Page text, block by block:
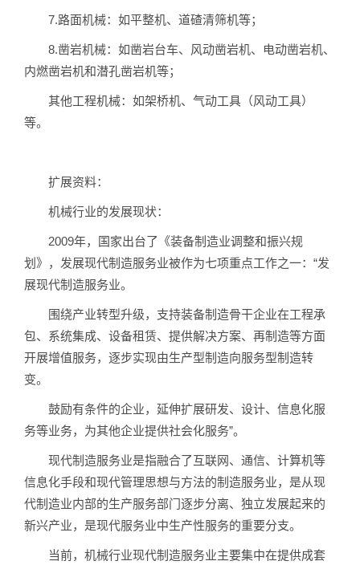
7.路面机械：如平整机、道碴清筛机等；
8.凿岩机械：如凿岩台车、风动凿岩机、电动凿岩机、
内燃凿岩机和潜孔凿岩机等；
其他工程机械：如架桥机、气动工具（风动工具）
等。
扩展资料：
机械行业的发展现状：
2009年，国家出台了《装备制造业调整和振兴规
划》，发展现代制造服务业被作为七项重点工作之一：“发
展现代制造服务业。
围绕产业转型升级，支持装备制造骨干企业在工程承
包、系统集成、设备租赁、提供解决方案、再制造等方面
开展增值服务，逐步实现由生产型制造向服务型制造转
变。
鼓励有条件的企业，延伸扩展研发、设计、信息化服
务等业务，为其他企业提供社会化服务”。
现代制造服务业是指融合了互联网、通信、计算机等
信息化手段和现代管理思想与方法的制造服务业，是从现
代制造业内部的生产服务部门逐步分离、独立发展起来的
新兴产业，是现代服务业中生产性服务的重要分支。
当前，机械行业现代制造服务业主要集中在提供成套